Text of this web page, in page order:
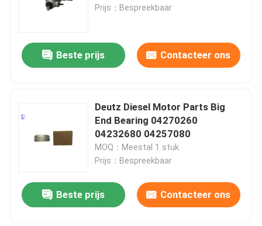
Prijs：Bespreekbaar
Beste prijs Contacteer ons
Deutz Diesel Motor Parts Big
End Bearing 04270260
04232680 04257080
MOQ：Meestal 1 stuk
Prijs：Bespreekbaar
Beste prijs Contacteer ons